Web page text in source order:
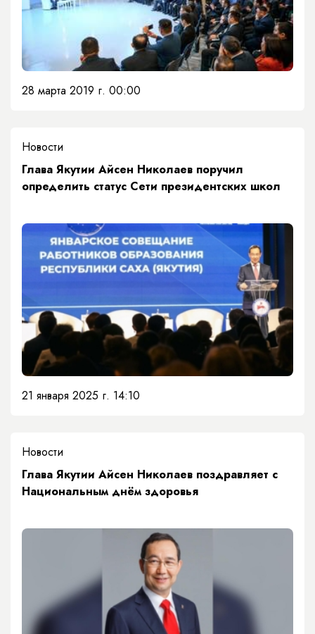
28 марта 2019 г. 00:00
Новости
Глава Якутии Айсен Николаев поручил
определить статус Сети президентских школ
21 января 2025 г. 14:10
Новости
Глава Якутии Айсен Николаев поздравляет с
Национальным днём здоровья